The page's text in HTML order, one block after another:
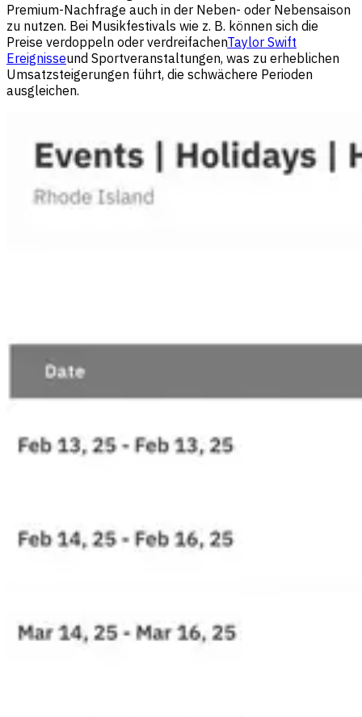
Premium-Nachfrage auch in der Neben- oder Nebensaison
zu nutzen. Bei Musikfestivals wie z. B. können sich die
Preise verdoppeln oder verdreifachenTaylor Swift
Ereignisseund Sportveranstaltungen, was zu erheblichen
Umsatzsteigerungen führt, die schwächere Perioden
ausgleichen.